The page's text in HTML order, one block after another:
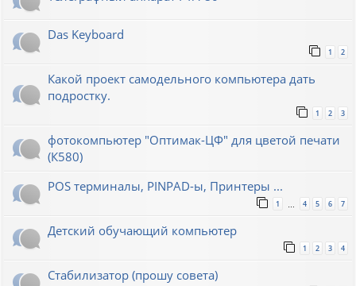
Das Keyboard
1 2
Какой проект самодельного компьютера дать
подростку.
1 2 3
фотокомпьютер "Оптимак-ЦФ" для цветой печати
(К580)
POS терминалы, PINPAD-ы, Принтеры ...
1 4 5 6 7
Детский обучающий компьютер
1 2 3 4
Стабилизатор (прошу совета)